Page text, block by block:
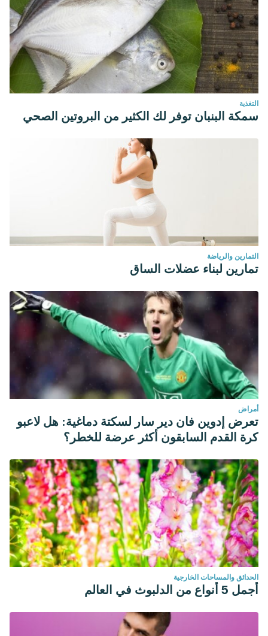
التغذية
سمكة البنبان توفر لك الكثير من البروتين الصحي
التمارين والرياضة
تمارين لبناء عضلات الساق
أمراض
تعرض إدوين فان دير سار لسكتة دماغية: هل لاعبو
كرة القدم السابقون أكثر عرضة للخطر؟
الحدائق والمساحات الخارجية
أجمل 5 أنواع من الدلبوث في العالم